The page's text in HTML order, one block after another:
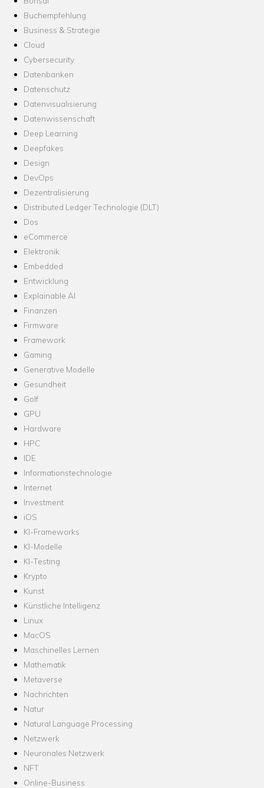
Buchempfehlung
Business & Strategie
Cloud
Cybersecurity
Datenbanken
Datenschutz
Datenvisualisierung
Datenwissenschaft
Deep Learning
Deepfakes
Design
DevOps
Dezentralisierung
Distributed Ledger Technologie (DLT)
Dos
eCommerce
Elektronik
Embedded
Entwicklung
Explainable AI
Finanzen
Firmware
Framework
Gaming
Generative Modelle
Gesundheit
Golf
GPU
Hardware
HPC
IDE
Informationstechnologie
Internet
Investment
iOS
KI-Frameworks
KI-Modelle
KI-Testing
Krypto
Kunst
Künstliche Intelligenz
Linux
MacOS
Maschinelles Lernen
Mathematik
Metaverse
Nachrichten
Natur
Natural Language Processing
Netzwerk
Neuronales Netzwerk
NFT
Online-Business